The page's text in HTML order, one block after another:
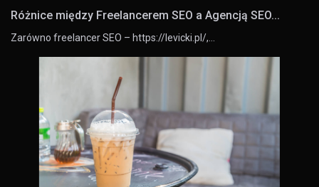
Różnice między Freelancerem SEO a Agencją SEO...
Zarówno freelancer SEO – https://levicki.pl/,…